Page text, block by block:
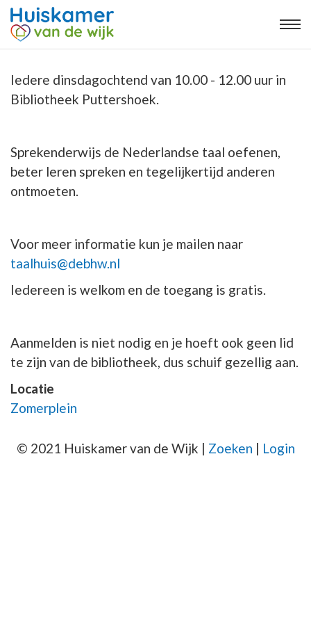
Iedere dinsdagochtend van 10.00 - 12.00 uur in
Bibliotheek Puttershoek.
Sprekenderwijs de Nederlandse taal oefenen,
beter leren spreken en tegelijkertijd anderen
ontmoeten.
Voor meer informatie kun je mailen naar
taalhuis@debhw.nl
Iedereen is welkom en de toegang is gratis.
Aanmelden is niet nodig en je hoeft ook geen lid
te zijn van de bibliotheek, dus schuif gezellig aan.
Locatie
Zomerplein
© 2021 Huiskamer van de Wijk | Zoeken | Login